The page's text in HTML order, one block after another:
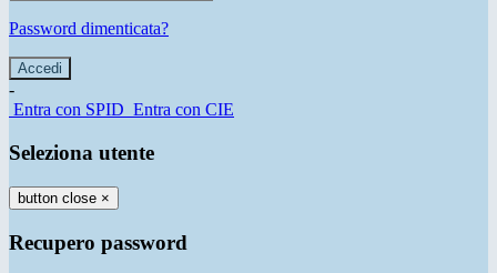
Password dimenticata?
-
Entra con SPID Entra con CIE
Seleziona utente
button close ×
Recupero password